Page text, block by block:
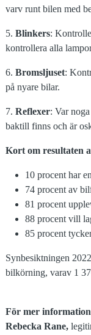
varv runt bilen med
5. Blinkers:
kontrollera alla
6. Bromsljuset:
på nyare bilar.
7. Reflexer: Var
baktill finns och är
Kort om resultaten
10 procent har
74 procent av
81 procent
88 procent vill
85 procent
Synbesiktningen
bilkörning, varav 1
För mer
Rebecka Rane,